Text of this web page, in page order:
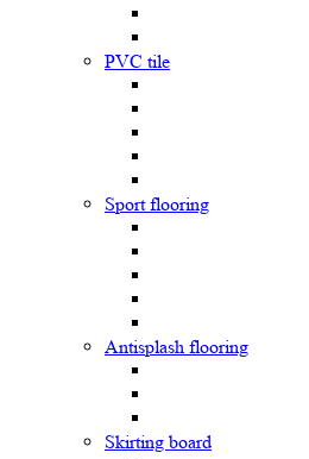
PVC tile
Sport flooring
Antisplash flooring
Skirting board